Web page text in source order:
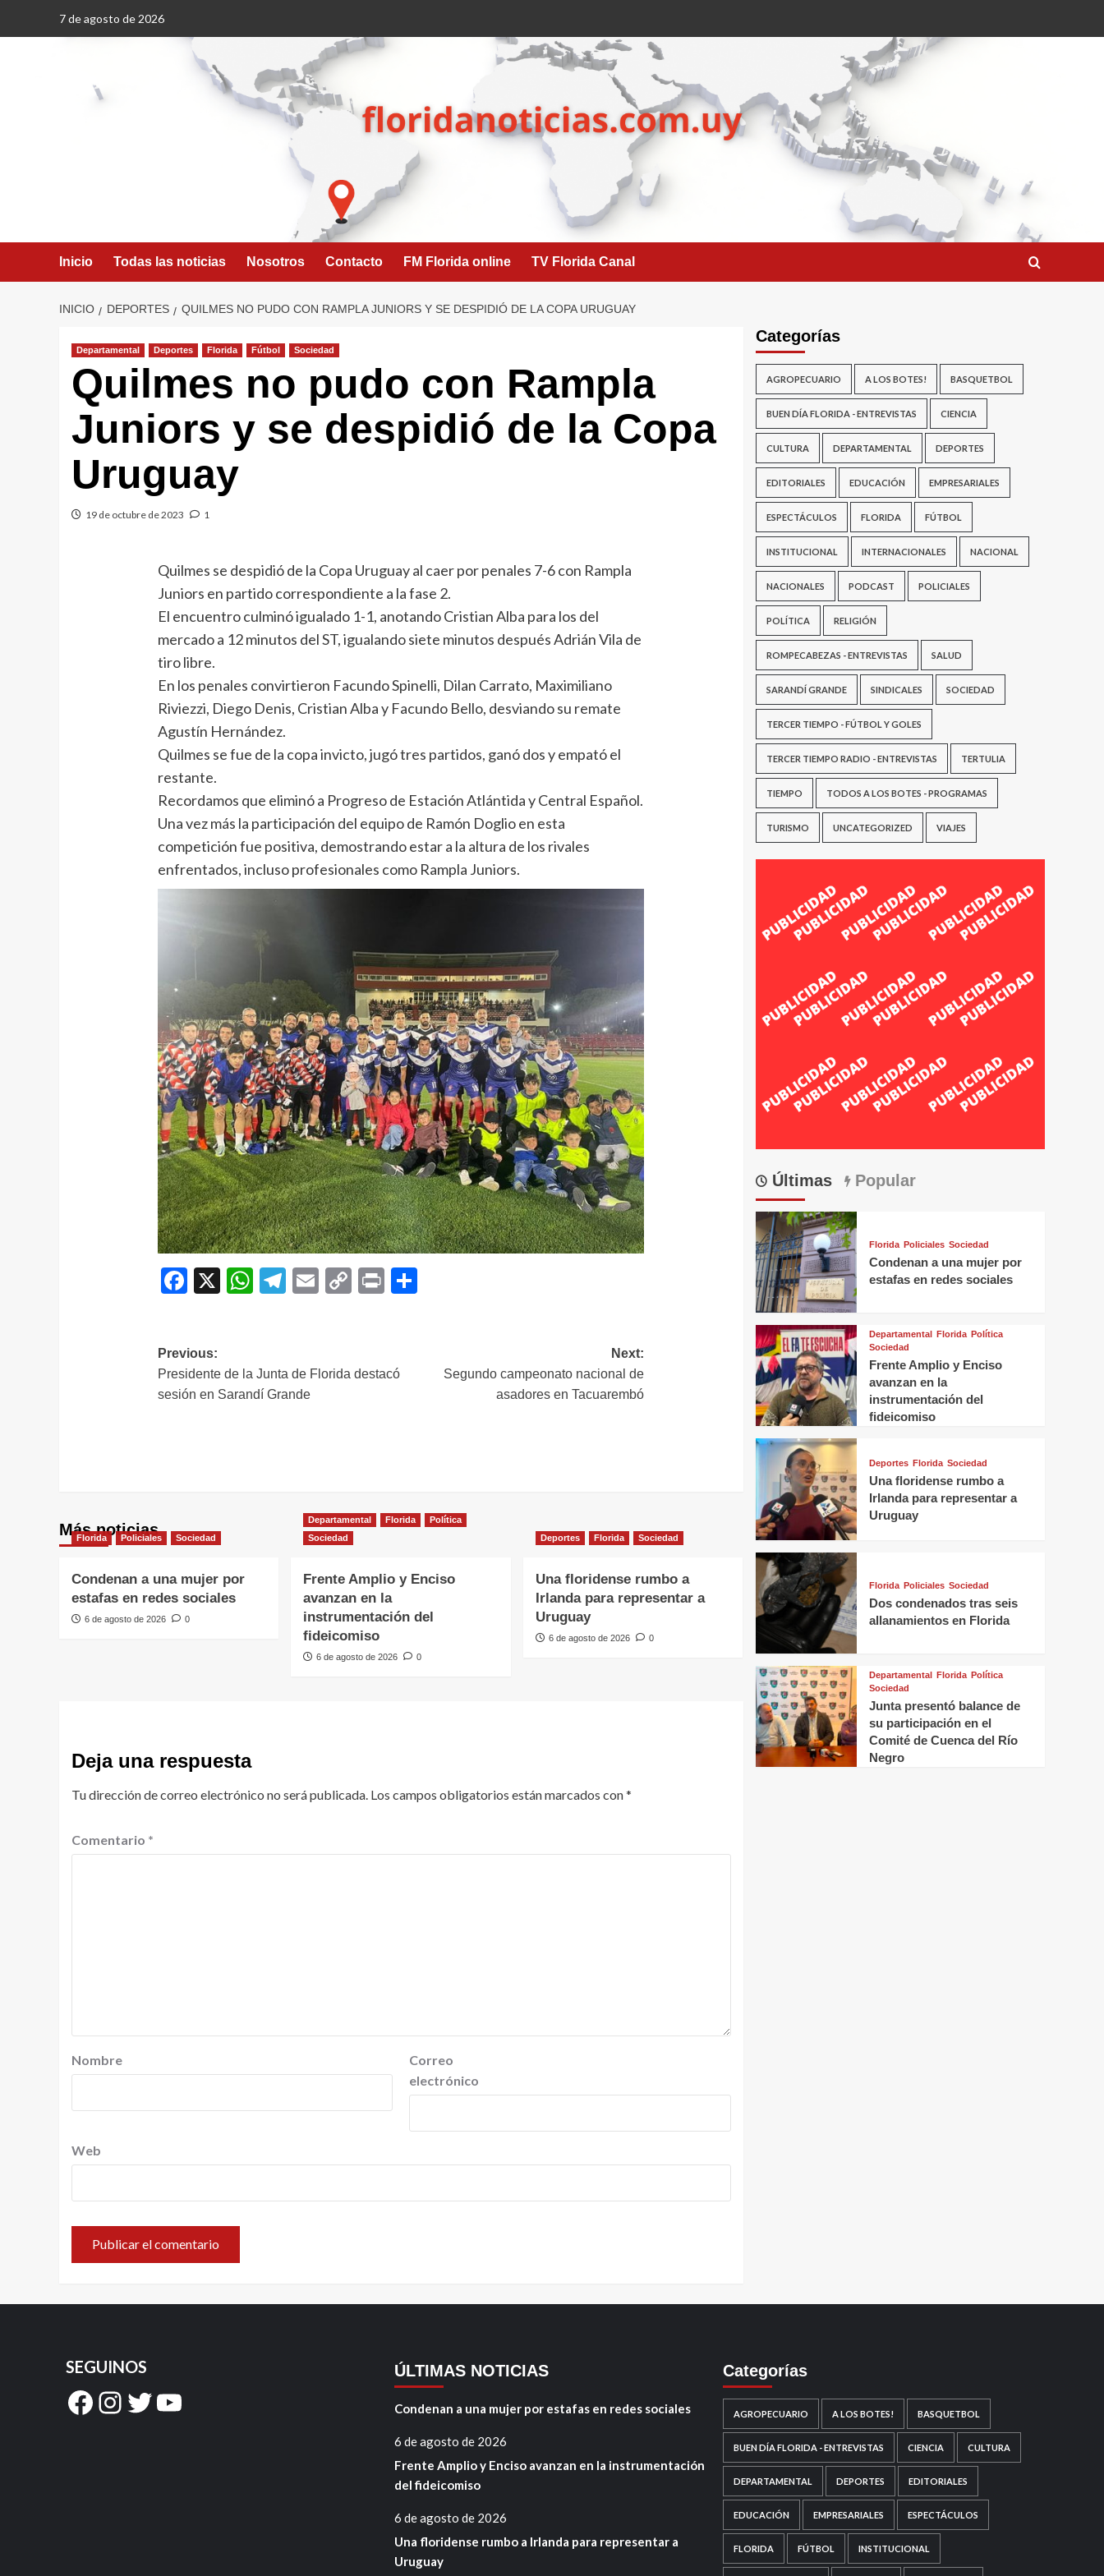
7 de agosto de 2026
Inicio Todas las noticias Nosotros Contacto FM Florida online TV Florida Canal
INICIO DEPORTES QUILMES NO PUDO CON RAMPLA JUNIORS Y SE DESPIDIÓ DE LA COPA URUGUAY
Departamental Deportes Florida Fútbol Sociedad
Quilmes no pudo con Rampla
Juniors y se despidió de la Copa
Uruguay
19 de octubre de 2023 1
Quilmes se despidió de la Copa Uruguay al caer por penales 7-6 con Rampla
Juniors en partido correspondiente a la fase 2.
El encuentro culminó igualado 1-1, anotando Cristian Alba para los del
mercado a 12 minutos del ST, igualando siete minutos después Adrián Vila de
tiro libre.
En los penales convirtieron Facundo Spinelli, Dilan Carrato, Maximiliano
Riviezzi, Diego Denis, Cristian Alba y Facundo Bello, desviando su remate
Agustín Hernández.
Quilmes se fue de la copa invicto, jugó tres partidos, ganó dos y empató el
restante.
Recordamos que eliminó a Progreso de Estación Atlántida y Central Español.
Una vez más la participación del equipo de Ramón Doglio en esta
competición fue positiva, demostrando estar a la altura de los rivales
enfrentados, incluso profesionales como Rampla Juniors.
Facebook
X WhatsApp
Telegram
EmailCopyPrint
Navegación
de
Previous:
Presidente de la Junta de Florida destacó
sesión en Sarandí Grande
Next:
Segundo campeonato nacional de
asadores en Tacuarembó
Más noticias
Florida Policiales Sociedad
Condenan a una mujer por
estafas en redes sociales
6 de agosto de 2026 0
Departamental Florida
Política
Sociedad
Frente Amplio y Enciso
avanzan en la
instrumentación del
fideicomiso
6 de agosto de 2026 0
Deportes Florida Sociedad
Una floridense rumbo a
Irlanda para representar a
Uruguay
6 de agosto de 2026 0
Deja una respuesta
Tu dirección de correo electrónico no será publicada. Los campos obligatorios están marcados con*
Comentario *
Nombre
Correo
electrónico
Web
Categorías
AGROPECUARIO A LOS BOTES! BASQUETBOL
BUEN DÍA FLORIDA - ENTREVISTAS CIENCIA
CULTURA DEPARTAMENTAL DEPORTES
EDITORIALES EDUCACIÓN EMPRESARIALES
ESPECTÁCULOS FLORIDA FÚTBOL
INSTITUCIONAL INTERNACIONALES NACIONAL
NACIONALES PODCAST POLICIALES
POLÍTICA RELIGIÓN
ROMPECABEZAS - ENTREVISTAS SALUD
SARANDÍ GRANDE SINDICALES SOCIEDAD
TERCER TIEMPO - FÚTBOL Y GOLES
TERCER TIEMPO RADIO - ENTREVISTAS TERTULIA
TIEMPO TODOS A LOS BOTES - PROGRAMAS
TURISMO UNCATEGORIZED VIAJES
Últimas Popular
Florida Policiales Sociedad
Condenan a una mujer por
estafas en redes sociales
Departamental Florida Política
Sociedad
Frente Amplio y Enciso
avanzan en la
instrumentación del
fideicomiso
Deportes Florida Sociedad
Una floridense rumbo a
Irlanda para representar a
Uruguay
Florida Policiales Sociedad
Dos condenados tras seis
allanamientos en Florida
Departamental Florida Política
Sociedad
Junta presentó balance de
su participación en el
Comité de Cuenca del Río
Negro
SEGUINOS
Facebook
Instagram
Twitter
YouTube
ÚLTIMAS NOTICIAS
Condenan a una mujer por estafas en redes sociales
6 de agosto de 2026
Frente Amplio y Enciso avanzan en la instrumentación
del fideicomiso
6 de agosto de 2026
Una floridense rumbo a Irlanda para representar a
Uruguay
Categorías
AGROPECUARIO A LOS BOTES! BASQUETBOL
BUEN DÍA FLORIDA - ENTREVISTAS CIENCIA CULTURA
DEPARTAMENTAL DEPORTES EDITORIALES
EDUCACIÓN EMPRESARIALES ESPECTÁCULOS
FLORIDA FÚTBOL INSTITUCIONAL